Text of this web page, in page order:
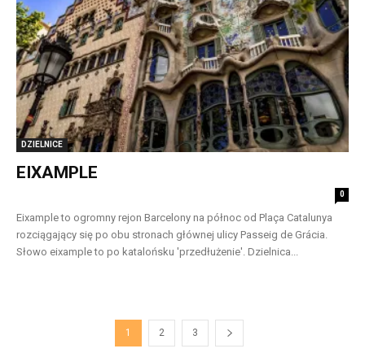
DZIELNICE
EIXAMPLE
0
Eixample to ogromny rejon Barcelony na północ od Plaça Catalunya
rozciągający się po obu stronach głównej ulicy Passeig de Grácia.
Słowo eixample to po katalońsku 'przedłużenie'. Dzielnica...
1 2 3